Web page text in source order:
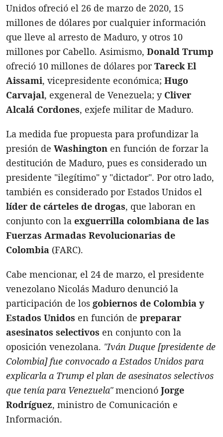
Unidos ofreció el 26 de marzo de 2020, 15
millones de dólares por cualquier información
que lleve al arresto de Maduro, y otros 10
millones por Cabello. Asimismo, Donald Trump
ofreció 10 millones de dólares porTareck El
Aissami, vicepresidente económica; Hugo
Carvajal, exgeneral de Venezuela; y Cliver
Alcalá Cordones, exjefe militar de Maduro.
La medida fue propuesta para profundizar la
presión de Washington en función de forzar la
destitución de Maduro, pues es considerado un
presidente "ilegítimo" y "dictador". Por otro lado,
también es considerado por Estados Unidos el
líder de cárteles de drogas, que laboran en
conjunto con la exguerrilla colombiana de las
Fuerzas Armadas Revolucionarias de
Colombia (FARC).
Cabe mencionar, el 24 de marzo, el presidente
venezolano Nicolás Maduro denunció la
participación de los gobiernos de Colombia y
Estados Unidos en función de preparar
asesinatos selectivos en conjunto con la
oposición venezolana. "Iván Duque [presidente de
Colombia] fue convocado a Estados Unidos para
explicarla a Trump el plan de asesinatos selectivos
que tenía para Venezuela"mencionó Jorge
Rodríguez, ministro de Comunicación e
Información.